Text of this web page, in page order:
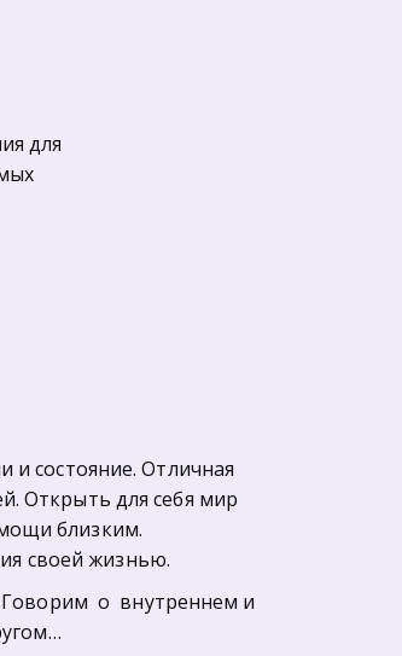
для
и состояние. Отличная
Открыть для себя мир
близким.
своей жизнью.
о  внутреннем и